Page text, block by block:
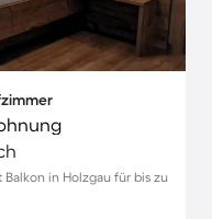
in Holzgau für bis zu